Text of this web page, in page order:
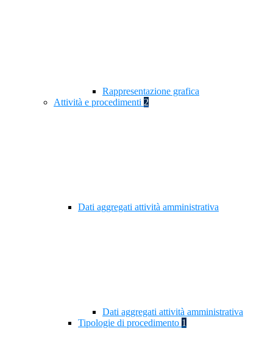
Rappresentazione grafica
Attività e procedimenti 2
Dati aggregati attività amministrativa
Dati aggregati attività amministrativa
Tipologie di procedimento 1